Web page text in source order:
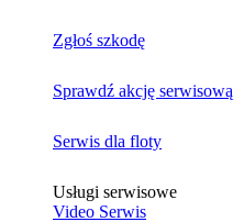
Zgłoś szkodę
Sprawdź akcję serwisową
Serwis dla floty
Usługi serwisowe
Video Serwis